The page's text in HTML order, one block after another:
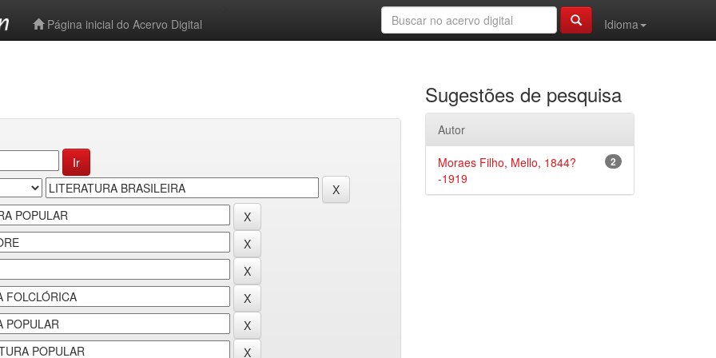
Página inicial do Acervo Digital
Idioma
Sugestões de pesquisa
Autor
2
Moraes Filho, Mello, 1844?
-1919